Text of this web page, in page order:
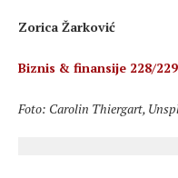
Zorica Žarković
Biznis & finansije 228/
Foto: Carolin Thiergart,